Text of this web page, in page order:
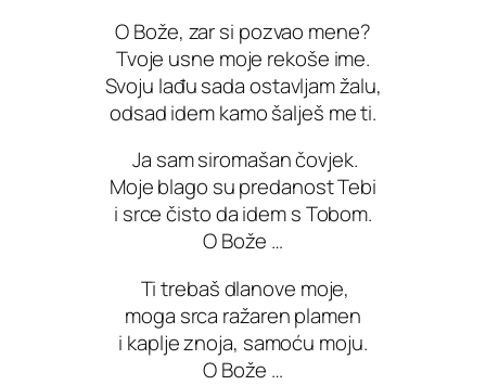
O Bože, zar si pozvao mene?
Tvoje usne moje rekoše ime.
Svoju lađu sada ostavljam žalu,
odsad idem kamo šalješ me ti.
Ja sam siromašan čovjek.
Moje blago su predanost Tebi
i srce čisto da idem s Tobom.
O Bože …
Ti trebaš dlanove moje,
moga srca ražaren plamen
i kaplje znoja, samoću moju.
O Bože …